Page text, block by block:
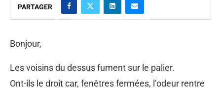
PARTAGER
Bonjour,
Les voisins du dessus fument sur le palier.
Ont-ils le droit car, fenêtres fermées, l’odeur rentre